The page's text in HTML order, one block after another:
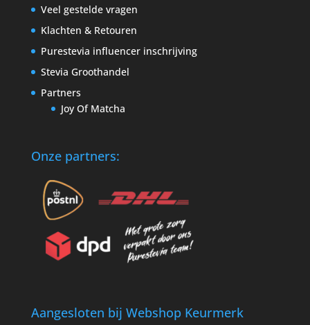
Veel gestelde vragen
Klachten & Retouren
Purestevia influencer inschrijving
Stevia Groothandel
Partners
Joy Of Matcha
Onze partners:
Aangesloten bij Webshop Keurmerk